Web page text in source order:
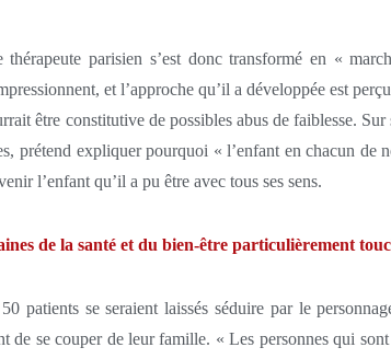
thérapeute parisien s’est donc transformé en «
et l’approche qu’il a développée est
être constitutive de possibles abus de faiblesse. Sur
prétend expliquer pourquoi « l’enfant en chacun de
l’enfant qu’il a pu être avec tous ses sens.
de la santé et du bien-être particulièrement
patients se seraient laissés séduire par le
de se couper de leur famille. « Les personnes qui sont